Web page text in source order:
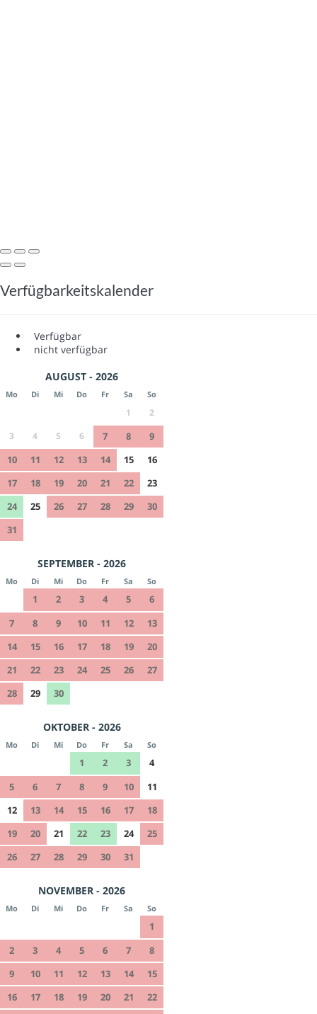
Verfügbarkeitskalender
Verfügbar
nicht verfügbar
AUGUST - 2026
Mo Di Mi Do Fr Sa So
1
2
3
4 5 6 7 8
9
10
11 12 13 14 15
16
17
18 19 20 21 22
23
24
25 26 27 28 29
30
31
SEPTEMBER - 2026
Mo Di Mi Do Fr Sa So
1 2 3 4 5
6
7
8 9 10 11 12
13
14
15 16 17 18 19
20
21
22 23 24 25 26
27
28
29 30
OKTOBER - 2026
Mo Di Mi Do Fr Sa So
1 2 3
4
5
6 7 8 9 10
11
12
13 14 15 16 17
18
19
20 21 22 23 24
25
26
27 28 29 30 31
NOVEMBER - 2026
Mo Di Mi Do Fr Sa So
1
2
3 4 5 6 7
8
9
10 11 12 13 14
15
16
17 18 19 20 21
22